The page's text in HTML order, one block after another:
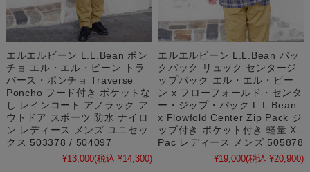
エルエルビーン L.L.Bean ポン
チョ エル・エル・ビーン トラ
バース・ポンチョ Traverse
Poncho フード付き ポケットな
し レインコート アノラック ア
ウトドア スポーツ 防水 ナイロ
ン レディース メンズ ユニセッ
クス 503378 / 504097
¥13,000(税込 ¥14,300)
エルエルビーン L.L.Bean バッ
クパック リュック センタージ
ップパック エル・エル・ビー
ン x フローフォールド・センタ
ー・ジップ・パック L.L.Bean
x Flowfold Center Zip Pack ジ
ップ付き ポケット付き 軽量 X-
Pac レディース メンズ 505878
¥19,000(税込 ¥20,900)